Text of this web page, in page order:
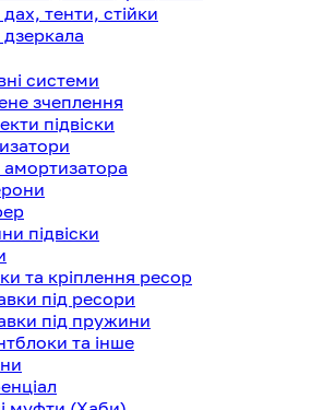
тенти, стійки
дзеркала
системи
зчеплення
підвіски
амортизатора
підвіски
та кріплення ресор
під ресори
під пружини
та інше